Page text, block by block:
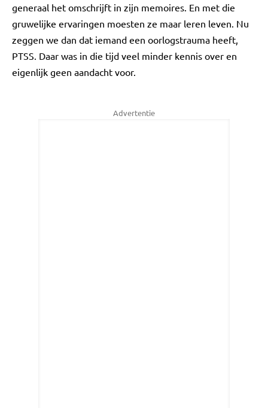
generaal het omschrijft in zijn memoires. En met die
gruwelijke ervaringen moesten ze maar leren leven. Nu
zeggen we dan dat iemand een oorlogstrauma heeft,
PTSS. Daar was in die tijd veel minder kennis over en
eigenlijk geen aandacht voor.
Advertentie